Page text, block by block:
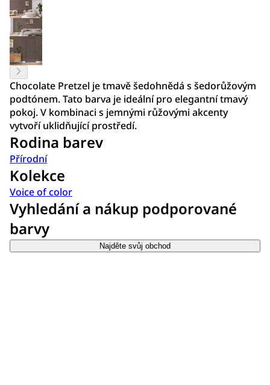
Chocolate Pretzel je tmavě šedohnědá s šedorůžovým
podtónem. Tato barva je ideální pro elegantní tmavý
pokoj. V kombinaci s jemnými růžovými akcenty
vytvoří uklidňující prostředí.
Rodina barev
Přírodní
Kolekce
Voice of color
Vyhledání a nákup podporované
barvy
Najděte svůj obchod